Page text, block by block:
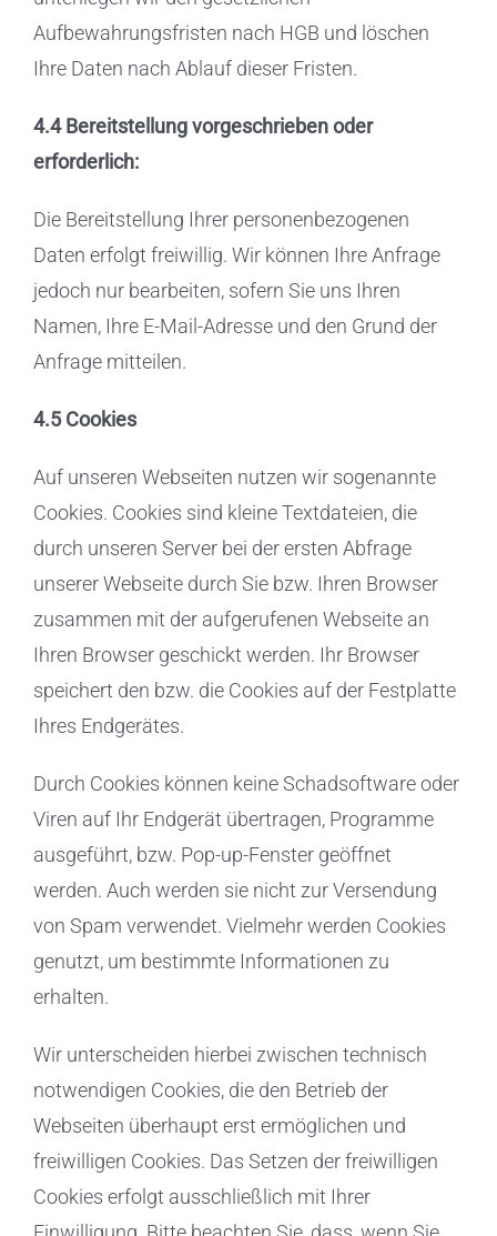
Aufbewahrungsfristen nach HGB und löschen
Ihre Daten nach Ablauf dieser Fristen.
4.4 Bereitstellung vorgeschrieben oder
erforderlich:
Die Bereitstellung Ihrer personenbezogenen
Daten erfolgt freiwillig. Wir können Ihre Anfrage
jedoch nur bearbeiten, sofern Sie uns Ihren
Namen, Ihre E-Mail-Adresse und den Grund der
Anfrage mitteilen.
4.5 Cookies
Auf unseren Webseiten nutzen wir sogenannte
Cookies. Cookies sind kleine Textdateien, die
durch unseren Server bei der ersten Abfrage
unserer Webseite durch Sie bzw. Ihren Browser
zusammen mit der aufgerufenen Webseite an
Ihren Browser geschickt werden. Ihr Browser
speichert den bzw. die Cookies auf der Festplatte
Ihres Endgerätes.
Durch Cookies können keine Schadsoftware oder
Viren auf Ihr Endgerät übertragen, Programme
ausgeführt, bzw. Pop-up-Fenster geöffnet
werden. Auch werden sie nicht zur Versendung
von Spam verwendet. Vielmehr werden Cookies
genutzt, um bestimmte Informationen zu
erhalten.
Wir unterscheiden hierbei zwischen technisch
notwendigen Cookies, die den Betrieb der
Webseiten überhaupt erst ermöglichen und
freiwilligen Cookies. Das Setzen der freiwilligen
Cookies erfolgt ausschließlich mit Ihrer